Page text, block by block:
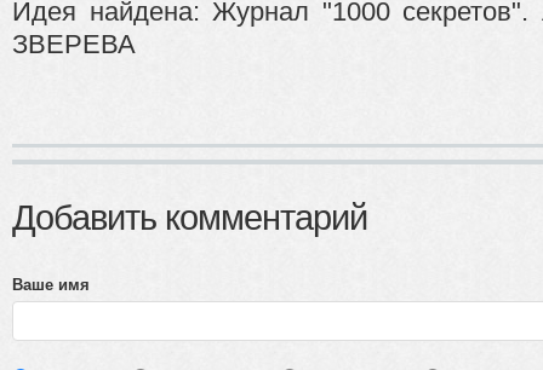
Идея найдена: Журнал "1000
ЗВЕРЕВА
Добавить комментарий
Ваше имя